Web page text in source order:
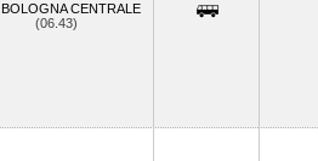
BOLOGNA CENTRALE
(06.43)